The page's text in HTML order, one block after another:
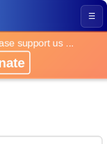
☰
support us ...